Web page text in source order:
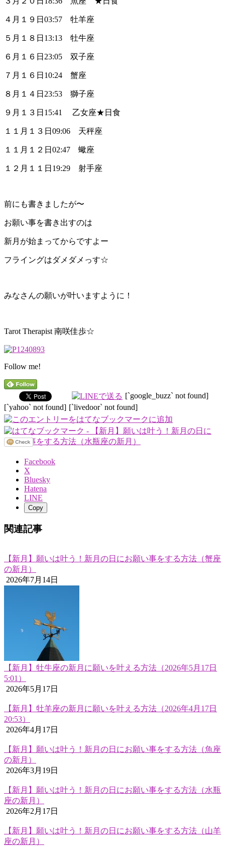
４月１９日03:57 牡羊座
５月１８日13:13 牡牛座
６月１６日23:05 双子座
７月１６日10:24 蟹座
８月１４日23:53 獅子座
９月１３日15:41 乙女座★日食
１１月１３日09:06 天秤座
１１月１２日02:47 蠍座
１２月１１日19:29 射手座
前にも書きましたが〜
お願い事を書き出すのは
新月が始まってからですよー
フライングはダメダメっす☆
みなさんの願いが叶いますように！
Tarot Therapist 南咲佳歩☆
Follow me!
[`google_buzz` not found]
[`yahoo` not found] [`livedoor` not found]
Facebook
X
Bluesky
Hatena
LINE
Copy
関連記事
【新月】願いは叶う！新月の日にお願い事をする方法（蟹座
の新月）
2026年7月14日
【新月】牡牛座の新月に願いを叶える方法（2026年5月17日
5:01）
2026年5月17日
【新月】牡羊座の新月に願いを叶える方法（2026年4月17日
20:53）
2026年4月17日
【新月】願いは叶う！新月の日にお願い事をする方法（魚座
の新月）
2026年3月19日
【新月】願いは叶う！新月の日にお願い事をする方法（水瓶
座の新月）
2026年2月17日
【新月】願いは叶う！新月の日にお願い事をする方法（山羊
座の新月）